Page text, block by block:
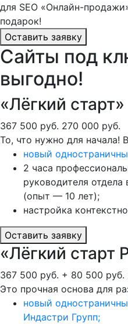
для SEO «Онлайн-
подарок!
Оставить заявку
Сайты под
выгодно!
«Лёгкий старт»
367 500 руб. 270 000 руб.
То, что нужно для начала!
новый
2 часа
руководителя отдела
(опыт — 10 лет);
настройка
Оставить заявку
«Лёгкий старт
367 500 руб. + 80 500 руб.
Это прочная основа для
новый
Индастри Групп;